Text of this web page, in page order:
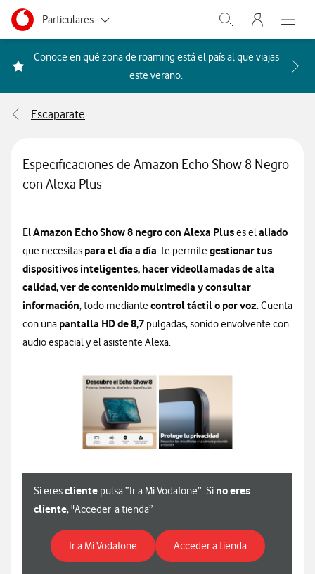
Ir a la pagina principal de vodafone.es
Menu navegación Segmento
Particulares
Autónomos
Grandes empresas
Abrir buscador.
Menu
Abre
Conoce en qué zona de roaming está el país al que viajas
este verano. Acceder a la FAQ Qué
Escaparate
Especificaciones de Amazon Echo Show 8 Negro
con Alexa Plus
ElAmazon Echo Show 8 negro con Alexa Pluses elaliado
que necesitas para el día a día: te permitegestionar tus
dispositivos inteligentes, hacer videollamadas de alta
calidad, ver de contenido multimedia y consultar
información, todo mediantecontrol táctil o por voz. Cuenta
con una pantalla HD de 8,7 pulgadas, sonido envolvente con
audio espacial y el asistente Alexa.
Si erescliente pulsa “Ir a Mi Vodafone”. Si no eres
cliente, "Acceder a tienda”
Ir a Mi VodafonePara ver especificaciones de Amazon
Acceder a tiendaPara ver